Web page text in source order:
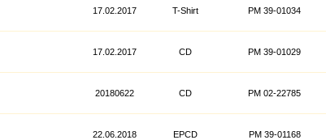
17.02.2017 T-Shirt PM 39-01034
17.02.2017 CD PM 39-01029
20180622 CD PM 02-22785
22.06.2018 EPCD PM 39-01168